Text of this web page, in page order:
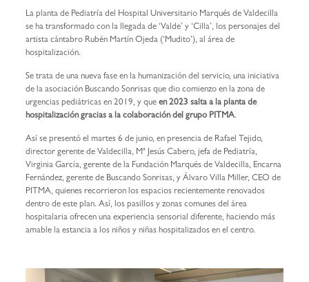
La planta de Pediatría del Hospital Universitario Marqués de Valdecilla
se ha transformado con la llegada de ‘Valde’ y ‘Cilla’, los personajes del
artista cántabro Rubén Martín Ojeda (‘Mudito’), al área de
hospitalización.
Se trata de una nueva fase en la humanización del servicio, una iniciativa
de la asociación Buscando Sonrisas que dio comienzo en la zona de
urgencias pediátricas en 2019, y que en 2023 salta a la planta de
hospitalización gracias a la colaboración del grupo PITMA.
Así se presentó el martes 6 de junio, en presencia de Rafael Tejido,
director gerente de Valdecilla, Mª Jesús Cabero, jefa de Pediatría,
Virginia García, gerente de la Fundación Marqués de Valdecilla, Encarna
Fernández, gerente de Buscando Sonrisas, y Álvaro Villa Miller, CEO de
PITMA, quienes recorrieron los espacios recientemente renovados
dentro de este plan. Así, los pasillos y zonas comunes del área
hospitalaria ofrecen una experiencia sensorial diferente, haciendo más
amable la estancia a los niños y niñas hospitalizados en el centro.